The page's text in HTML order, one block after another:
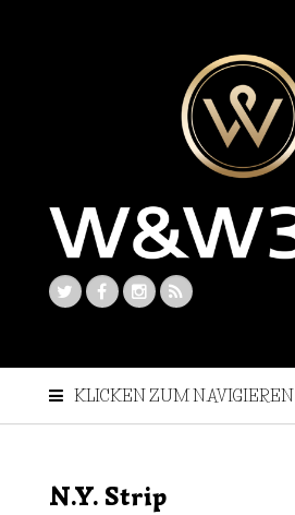
KLICKEN ZUM NAVIGIEREN
N.Y. Strip